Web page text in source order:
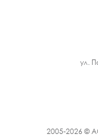
ул.
2005-2026 ©